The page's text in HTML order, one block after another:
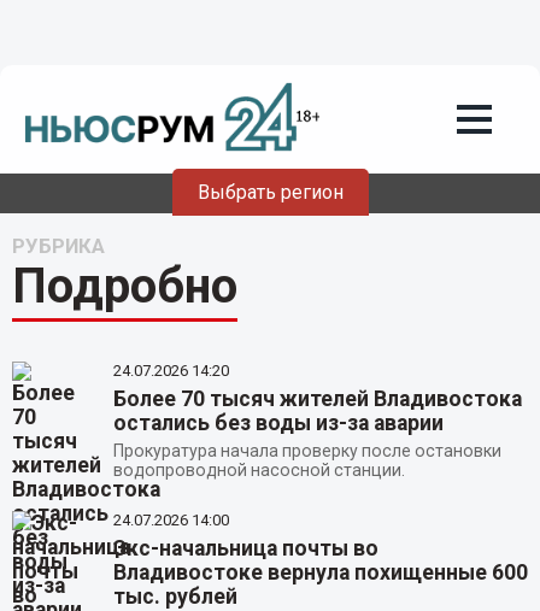
Выбрать регион
РУБРИКА
Подробно
24.07.2026 14:20
Более 70 тысяч жителей Владивостока
остались без воды из-за аварии
Прокуратура начала проверку после остановки
водопроводной насосной станции.
24.07.2026 14:00
Экс-начальница почты во
Владивостоке вернула похищенные 600
тыс. рублей